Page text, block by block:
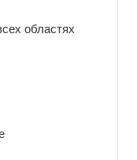
областях